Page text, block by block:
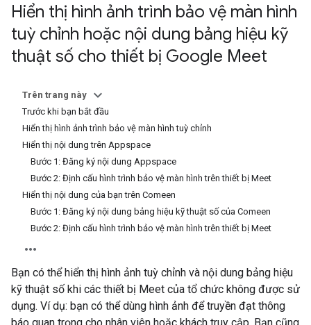
Hiển thị hình ảnh trình bảo vệ màn hình
tuỳ chỉnh hoặc nội dung bảng hiệu kỹ
thuật số cho thiết bị Google Meet
Trên trang này
Trước khi bạn bắt đầu
Hiển thị hình ảnh trình bảo vệ màn hình tuỳ chỉnh
Hiển thị nội dung trên Appspace
Bước 1: Đăng ký nội dung Appspace
Bước 2: Định cấu hình trình bảo vệ màn hình trên thiết bị Meet
Hiển thị nội dung của bạn trên Comeen
Bước 1: Đăng ký nội dung bảng hiệu kỹ thuật số của Comeen
Bước 2: Định cấu hình trình bảo vệ màn hình trên thiết bị Meet
Bạn có thể hiển thị hình ảnh tuỳ chỉnh và nội dung bảng hiệu
kỹ thuật số khi các thiết bị Meet của tổ chức không được sử
dụng. Ví dụ: bạn có thể dùng hình ảnh để truyền đạt thông